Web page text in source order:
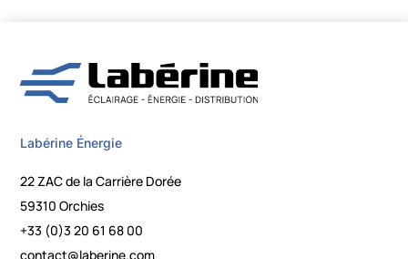
Labérine Énergie
22 ZAC de la Carrière Dorée
59310 Orchies
+33 (0)3 20 61 68 00
contact@laberine.com